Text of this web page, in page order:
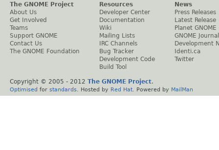
The GNOME Project
About Us
Get Involved
Teams
Support GNOME
Contact Us
The GNOME Foundation
Resources
Developer Center
Documentation
Wiki
Mailing Lists
IRC Channels
Bug Tracker
Development Code
Build Tool
News
Press Releases
Latest Release
Planet GNOME
GNOME Journal
Development
Identi.ca
Twitter
Copyright © 2005 - 2012 The GNOME Project.
Optimised for standards . Hosted by Red Hat . Powered by MailMan